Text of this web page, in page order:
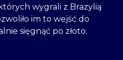
wygrali z Brazylią
im to wejść do
sięgnąć po złoto.